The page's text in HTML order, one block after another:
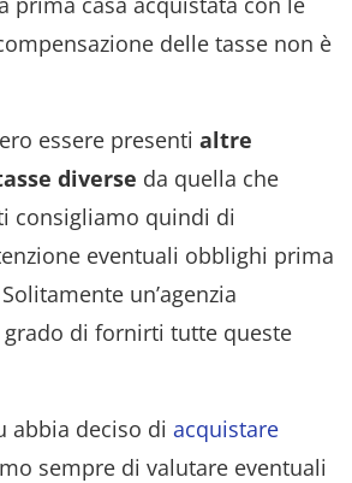
delle tasse non è
essere presenti altre
diverse da quella che
consigliamo quindi di
eventuali obblighi prima
un’agenzia
di fornirti tutte queste
abbia deciso di acquistare
sempre di valutare eventuali